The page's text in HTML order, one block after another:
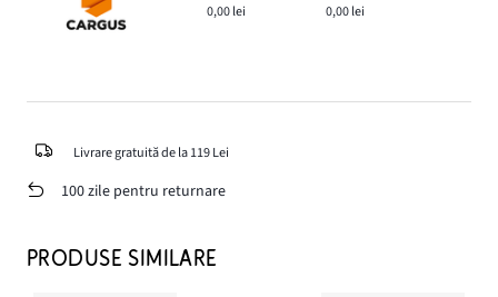
0,00 lei 0,00 lei
Livrare gratuită de la 119 Lei
100 zile pentru returnare
PRODUSE SIMILARE